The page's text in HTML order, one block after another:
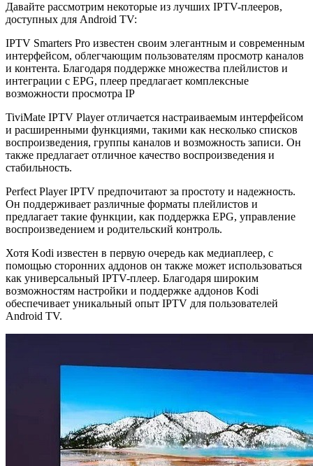
Давайте рассмотрим некоторые из лучших IPTV-плееров,
доступных для Android TV:
IPTV Smarters Pro известен своим элегантным и современным
интерфейсом, облегчающим пользователям просмотр каналов
и контента. Благодаря поддержке множества плейлистов и
интеграции с EPG, плеер предлагает комплексные
возможности просмотра IP
TiviMate IPTV Player отличается настраиваемым интерфейсом
и расширенными функциями, такими как несколько списков
воспроизведения, группы каналов и возможность записи. Он
также предлагает отличное качество воспроизведения и
стабильность.
Perfect Player IPTV предпочитают за простоту и надежность.
Он поддерживает различные форматы плейлистов и
предлагает такие функции, как поддержка EPG, управление
воспроизведением и родительский контроль.
Хотя Kodi известен в первую очередь как медиаплеер, с
помощью сторонних аддонов он также может использоваться
как универсальный IPTV-плеер. Благодаря широким
возможностям настройки и поддержке аддонов Kodi
обеспечивает уникальный опыт IPTV для пользователей
Android TV.